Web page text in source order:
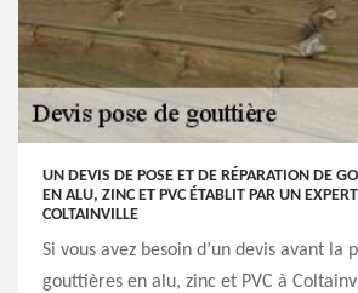
UN DEVIS DE POSE ET DE RÉPARATION DE
EN ALU, ZINC ET PVC ÉTABLIT PAR UN
COLTAINVILLE
Si vous avez besoin d’un devis avant la
gouttières en alu, zinc et PVC à